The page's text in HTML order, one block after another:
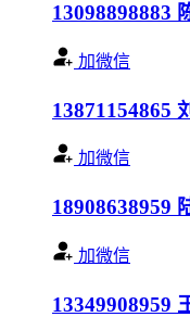
13098898883
加微信
13871154865
加微信
18908638959
加微信
13349908959